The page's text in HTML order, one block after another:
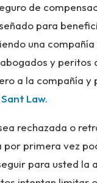
de
para
una
y
a la compañía y
Law.
rechazada o
por primera vez
para usted la